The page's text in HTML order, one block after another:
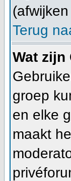
Terug
Wat zijn
groep
en elke
maakt